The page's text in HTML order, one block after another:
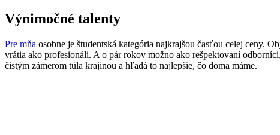
Výnimočné talenty
Pre mňa osobne je študentská kategória najkrajšou časťou celej ceny.
vrátia ako profesionáli. A o pár rokov možno ako rešpektovaní
čistým zámerom túla krajinou a hľadá to najlepšie, čo doma máme.